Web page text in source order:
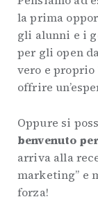
la prima
gli alunni e i
per gli open
vero e proprio
offrire
Oppure si
benvenuto
arriva alla
marketing” e
forza!